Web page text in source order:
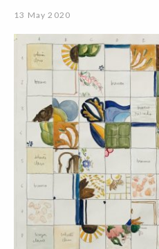
13 May 2020